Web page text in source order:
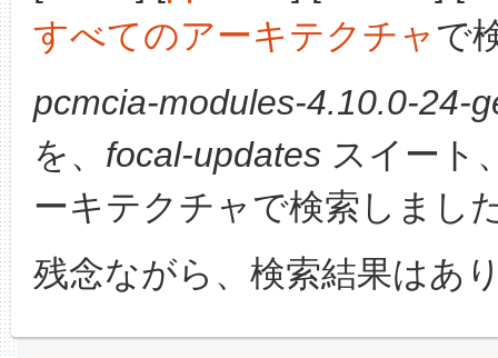
すべてのアーキテクチャで
pcmcia-modules-4.10.0-24-
を、 focal-updates スイート
ーキテクチャで検索しまし
残念ながら、検索結果はあ